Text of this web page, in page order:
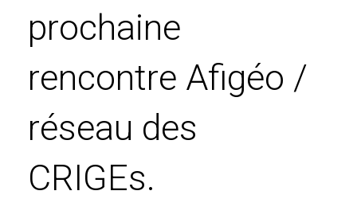
prochaine
rencontre Afigéo /
réseau des
CRIGEs.